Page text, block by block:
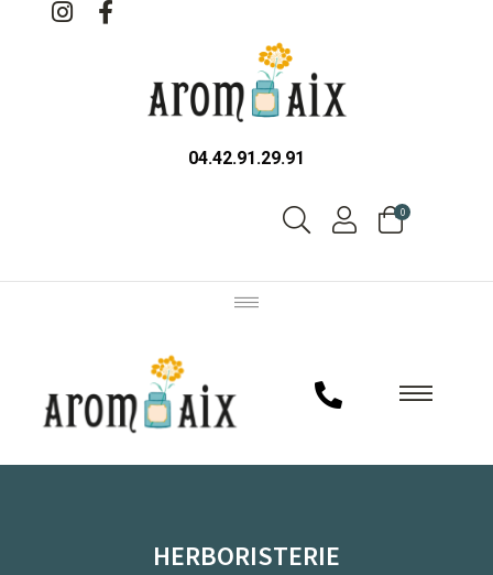
04.42.91.29.91
0
HERBORISTERIE